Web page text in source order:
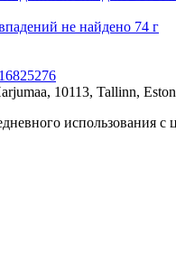
не найдено 74 г
10113, Tallinn,
использования